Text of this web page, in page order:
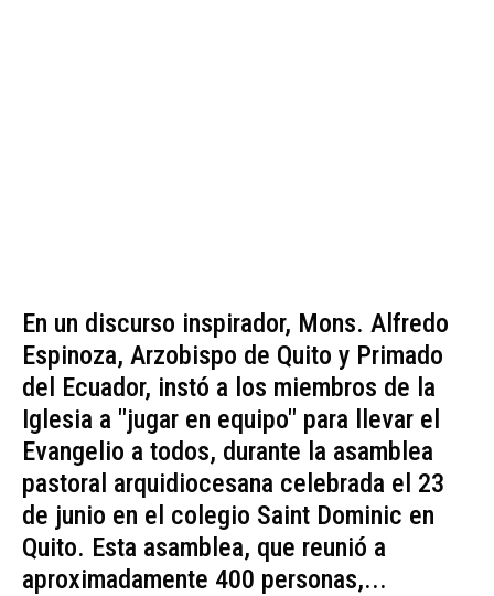
En un discurso inspirador, Mons. Alfredo
Espinoza, Arzobispo de Quito y Primado
del Ecuador, instó a los miembros de la
Iglesia a "jugar en equipo" para llevar el
Evangelio a todos, durante la asamblea
pastoral arquidiocesana celebrada el 23
de junio en el colegio Saint Dominic en
Quito. Esta asamblea, que reunió a
aproximadamente 400 personas,...